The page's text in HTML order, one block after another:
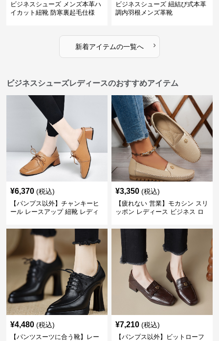
ビジネスシューズ メンズ本革ハ
イカット紐靴 防寒裏起毛仕様
ビジネスシューズ 紐結び式本革
調内羽根メンズ革靴
新着アイテムの一覧へ ›
ビジネスシューズレディースのおすすめアイテム
¥6,370 (税込)
【パンプス以外】チャンキーヒ
ール レースアップ 紐靴 レディ
ーツ スクエアトゥ 歩きやすい
¥3,350 (税込)
【疲れない 営業】モカシン スリ
ッポン レディース ビジネス ロ
ジュアル パンプス以外
¥4,480 (税込)
【パンツスーツに合う靴】レー
¥7,210 (税込)
【パンプス以外】ビットローフ